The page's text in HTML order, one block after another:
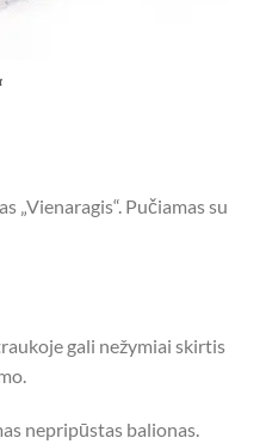
„Vienaragis“. Pučiamas su
gali nežymiai skirtis
nepripūstas balionas.